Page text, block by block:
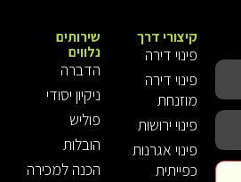
קיצורי דרך
פינוי דירה
פינוי דירה
מוזנחת
פינוי ירושות
פינוי אגרנות
כפייתית
שירותים
נלווים
הדברה
ניקיון יסודי
פוליש
הובלות
הכנה למכירה